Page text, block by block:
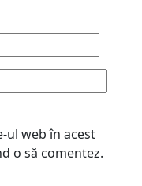
ul web în acest
o să comentez.